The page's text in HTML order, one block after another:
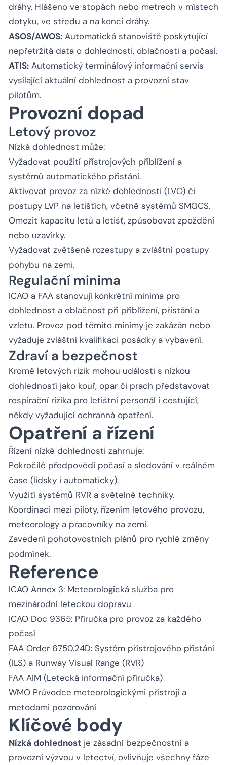
dráhy. Hlášeno ve stopách nebo metrech v místech
dotyku, ve středu a na konci dráhy.
ASOS/AWOS: Automatická stanoviště poskytující
nepřetržitá data o dohlednosti, oblačnosti a počasí.
ATIS: Automatický terminálový informační servis
vysílající aktuální dohlednost a provozní stav
pilotům.
Provozní dopad
Letový provoz
Nízká dohlednost může:
Vyžadovat použití přístrojových přiblížení a
systémů automatického přistání.
Aktivovat provoz za nízké dohlednosti (LVO) či
postupy LVP na letištích, včetně systémů SMGCS.
Omezit kapacitu letů a letišť, způsobovat zpoždění
nebo uzavírky.
Vyžadovat zvětšené rozestupy a zvláštní postupy
pohybu na zemi.
Regulační minima
ICAO a FAA stanovují konkrétní minima pro
dohlednost a oblačnost při přiblížení, přistání a
vzletu. Provoz pod těmito minimy je zakázán nebo
vyžaduje zvláštní kvalifikaci posádky a vybavení.
Zdraví a bezpečnost
Kromě letových rizik mohou události s nízkou
dohledností jako kouř, opar či prach představovat
respirační rizika pro letištní personál i cestující,
někdy vyžadující ochranná opatření.
Opatření a řízení
Řízení nízké dohlednosti zahrnuje:
Pokročilé předpovědi počasí a sledování v reálném
čase (lidsky i automaticky).
Využití systémů RVR a světelné techniky.
Koordinaci mezi piloty, řízením letového provozu,
meteorology a pracovníky na zemi.
Zavedení pohotovostních plánů pro rychlé změny
podmínek.
Reference
ICAO Annex 3: Meteorologická služba pro
mezinárodní leteckou dopravu
ICAO Doc 9365: Příručka pro provoz za každého
počasí
FAA Order 6750.24D: Systém přístrojového přistání
(ILS) a Runway Visual Range (RVR)
FAA AIM (Letecká informační příručka)
WMO Průvodce meteorologickými přístroji a
metodami pozorování
Klíčové body
Nízká dohlednost je zásadní bezpečnostní a
provozní výzvou v letectví, ovlivňuje všechny fáze